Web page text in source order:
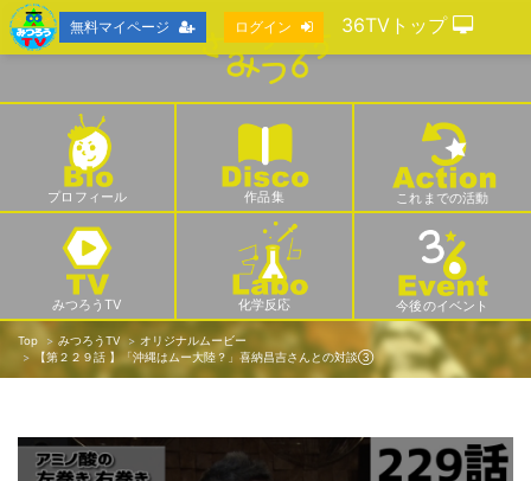
プロフィール 作品集 これまでの活動
みつろうTV 化学反応 今後のイベント
Top みつろうTV
オリジナルムービー
【第２２９話 】「沖縄はムー大陸？」喜納昌吉さんとの対談③
無料マイページ ログイン 36TVトップ